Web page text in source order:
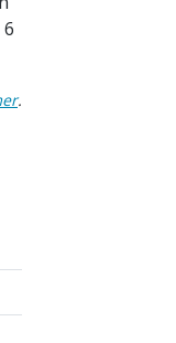
.